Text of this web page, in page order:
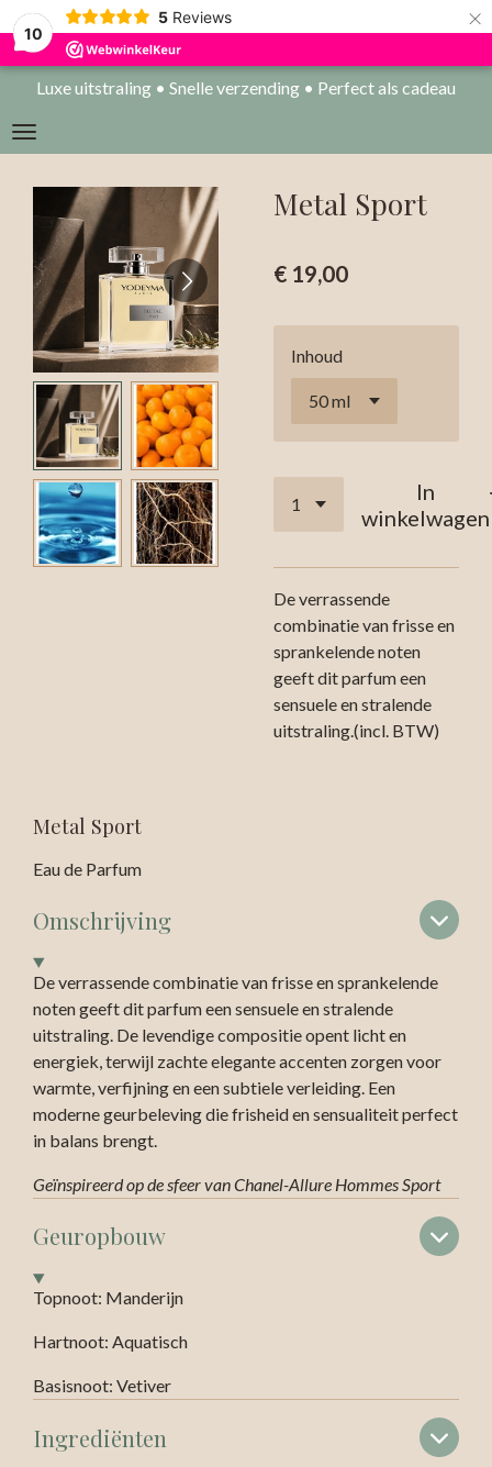
10
5 Reviews ×
Luxe uitstraling • Snelle verzending • Perfect als cadeau
Metal Sport
€ 19,00
Inhoud
In
winkelwagen
De verrassende
combinatie van frisse en
sprankelende noten
geeft dit parfum een
sensuele en stralende
uitstraling.(incl. BTW)
Metal Sport
Eau de Parfum
Omschrijving
De verrassende combinatie van frisse en sprankelende
noten geeft dit parfum een sensuele en stralende
uitstraling. De levendige compositie opent licht en
energiek, terwijl zachte elegante accenten zorgen voor
warmte, verfijning en een subtiele verleiding. Een
moderne geurbeleving die frisheid en sensualiteit perfect
in balans brengt.
Geïnspireerd op de sfeer van Chanel-Allure Hommes Sport
Geuropbouw
Topnoot: Manderijn
Hartnoot: Aquatisch
Basisnoot: Vetiver
Ingrediënten